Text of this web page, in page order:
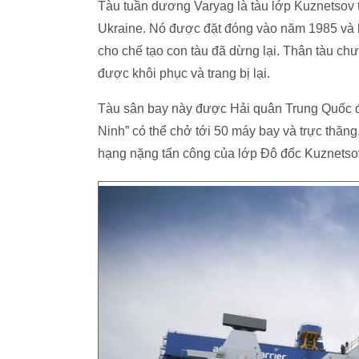
Tàu tuần dương Varyag là tàu lớp
Ukraine. Nó được đặt đóng vào năm 1985
cho chế tạo con tàu đã dừng lại. Thân tàu
được khôi phục và trang bị lại.
Tàu sân bay này được Hải quân Trung Quốc
Ninh” có thể chở tới 50 máy bay và trực
hạng nặng tấn công của lớp Đô đốc